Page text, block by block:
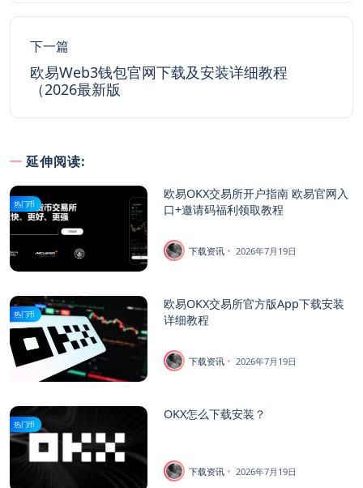
下一篇
欧易Web3钱包官网下载及安装详细教程
（2026最新版
延伸阅读:
热门币
欧易OKX交易所开户指南 欧易官网入
口+邀请码福利领取教程
下载资讯 2026年7月19日
热门币
欧易OKX交易所官方版App下载安装
详细教程
下载资讯 2026年7月19日
热门币
OKX怎么下载安装？
下载资讯 2026年7月19日